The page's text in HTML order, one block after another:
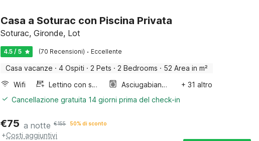
Casa a Soturac con Piscina Privata
Soturac, Gironde, Lot
4.5 / 5 (70 Recensioni) · Eccellente
Casa vacanze · 4 Ospiti · 2 Pets · 2 Bedrooms · 52 Area in m²
Wifi
Lettino con sponde Asciugabiancheria
+ 31 altro
Cancellazione gratuita 14 giorni prima del check-in
€75 a notte €155 50% di sconto
+Costi aggiuntivi